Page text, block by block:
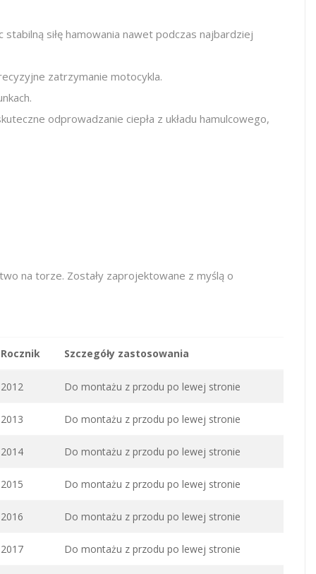
siłę hamowania nawet podczas najbardziej
zatrzymanie motocykla.
odprowadzanie ciepła z układu hamulcowego,
na torze. Zostały zaprojektowane z myślą o
Rocznik Szczegóły zastosowania
2012 Do montażu z przodu po lewej stronie
2013 Do montażu z przodu po lewej stronie
2014 Do montażu z przodu po lewej stronie
2015 Do montażu z przodu po lewej stronie
2016 Do montażu z przodu po lewej stronie
2017 Do montażu z przodu po lewej stronie